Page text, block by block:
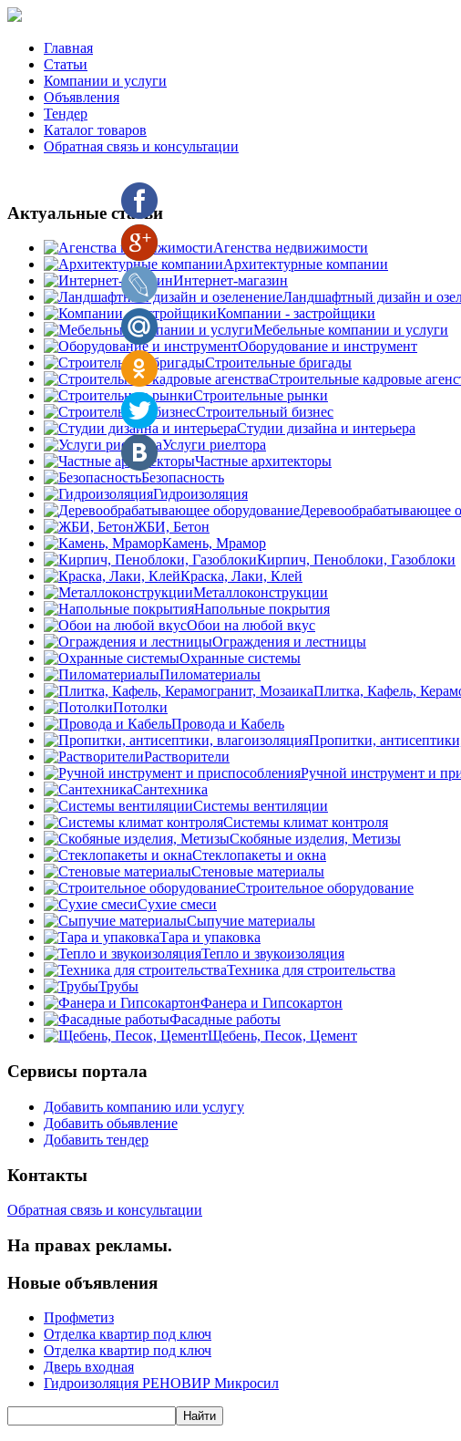
Главная
Статьи
Компании и услуги
Объявления
Тендер
Каталог товаров
Обратная связь и консультации
Актуальные статьи
Агенства недвижимости
Архитектурные компании
Интернет-магазин
Ландшафтный дизайн и
Компании - застройщики
Мебельные компании и услуги
Оборудование и инструмент
Строительные бригады
Строительные кадровые
Строительные рынки
Строительный бизнес
Студии дизайна и интерьера
Услуги риелтора
Частные архитекторы
Безопасность
Гидроизоляция
Деревообрабатывающее
ЖБИ, Бетон
Камень, Мрамор
Кирпич, Пеноблоки, Газоблоки
Краска, Лаки, Клей
Металлоконструкции
Напольные покрытия
Обои на любой вкус
Ограждения и лестницы
Охранные системы
Пиломатериалы
Плитка, Кафель,
Потолки
Провода и Кабель
Пропитки,
Растворители
Ручной инструмент и
Сантехника
Системы вентиляции
Системы климат контроля
Скобяные изделия, Метизы
Стеклопакеты и окна
Стеновые материалы
Строительное оборудование
Сухие смеси
Сыпучие материалы
Тара и упаковка
Тепло и звукоизоляция
Техника для строительства
Трубы
Фанера и Гипсокартон
Фасадные работы
Щебень, Песок, Цемент
Сервисы портала
Добавить компанию или услугу
Добавить обьявление
Добавить тендер
Контакты
Обратная связь и консультации
На правах рекламы.
Новые объявления
Профметиз
Отделка квартир под ключ
Отделка квартир под ключ
Дверь входная
Гидроизоляция РЕНОВИР Микросил